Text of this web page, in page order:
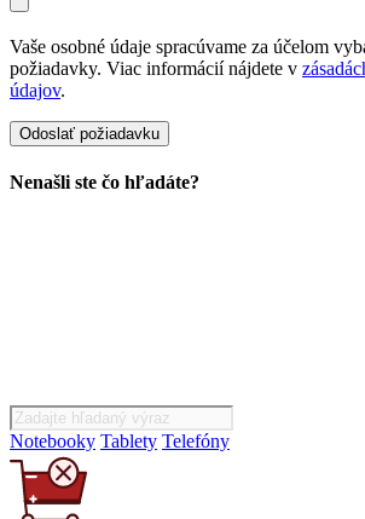
Vaše osobné údaje spracúvame za účelom
požiadavky. Viac informácií nájdete v
údajov.
Nenašli ste čo hľadáte?
Notebooky Tablety Telefóny